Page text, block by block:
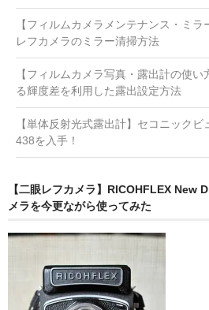
【フィルムカメラメンテナンス・ミ
レフカメラのミラー清掃方法
【フィルムカメラ写真・露出計の使
る輝度差を利用した露出設定方法
【単体反射光式露出計】セコニック
438を入手！
【二眼レフカメラ】RICOHFLEX New
メラを今更ながら使ってみた